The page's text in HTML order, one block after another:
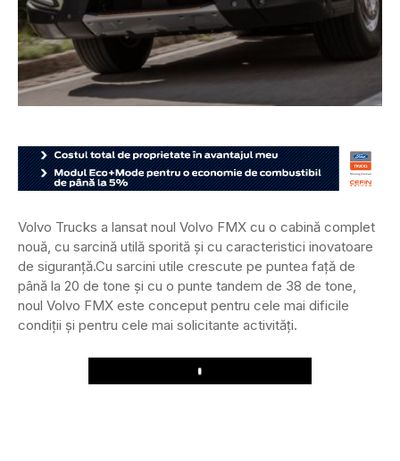
Volvo Trucks a lansat noul Volvo FMX cu o cabină complet
nouă, cu sarcină utilă sporită și cu caracteristici inovatoare
de siguranță.Cu sarcini utile crescute pe puntea față de
până la 20 de tone și cu o punte tandem de 38 de tone,
noul Volvo FMX este conceput pentru cele mai dificile
condiții și pentru cele mai solicitante activități.
Play